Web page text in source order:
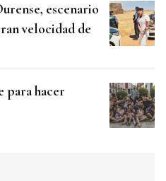
escenario
velocidad de
para hacer